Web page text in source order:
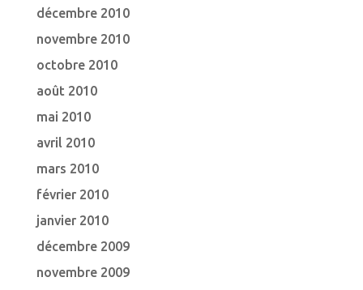
décembre 2010
novembre 2010
octobre 2010
août 2010
mai 2010
avril 2010
mars 2010
février 2010
janvier 2010
décembre 2009
novembre 2009